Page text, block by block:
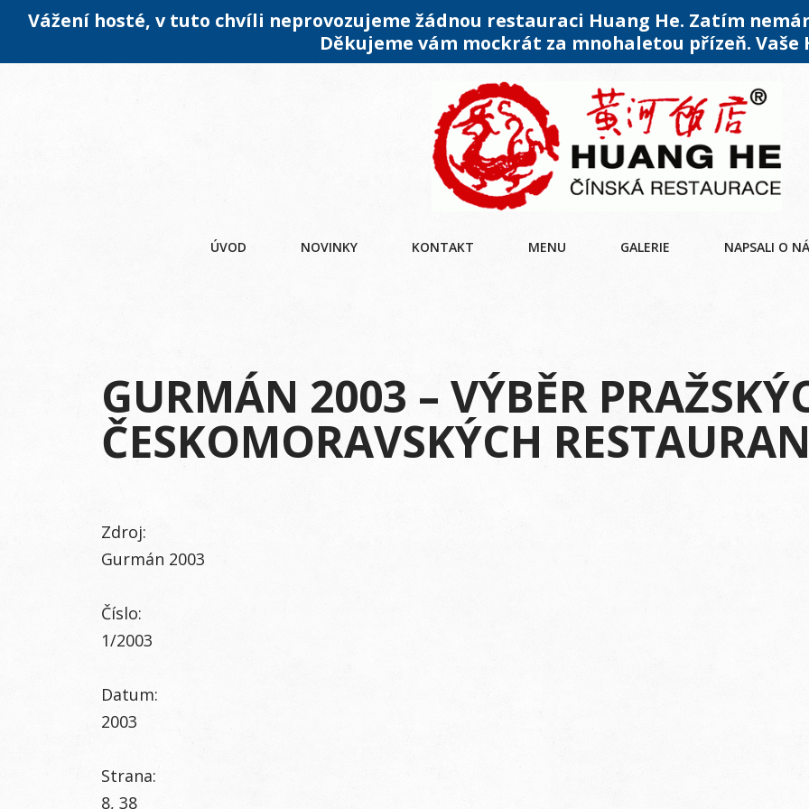
Vážení hosté, v tuto chvíli neprovozujeme žádnou restauraci Huang He. Zatím
Děkujeme vám mockrát za mnohaletou přízeň. Vaše
ÚVOD NOVINKY KONTAKT MENU GALERIE NAPSALI O
GURMÁN 2003 – VÝBĚR
ČESKOMORAVSKÝCH
Zdroj:
Gurmán 2003
Číslo:
1/2003
Datum:
2003
Strana:
8, 38